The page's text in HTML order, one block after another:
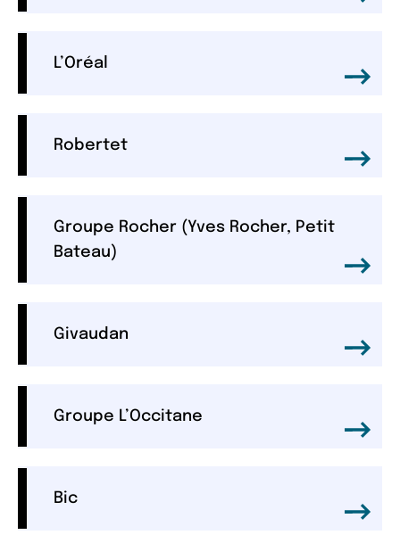
L’Oréal
Robertet
Groupe Rocher (Yves Rocher, Petit
Bateau)
Givaudan
Groupe L’Occitane
Bic